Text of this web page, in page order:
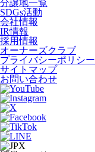
分譲地一覧
SDGs活動
会社情報
IR情報
採用情報
オーナーズクラブ
プライバシーポリシー
サイトマップ
お問い合わせ